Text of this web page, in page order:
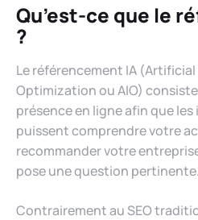
Qu’est-ce que le
?
Le référencement IA
Optimization ou AIO)
présence en ligne afin que
puissent comprendre votre
recommander votre
pose une question pertinente.
Contrairement au SEO